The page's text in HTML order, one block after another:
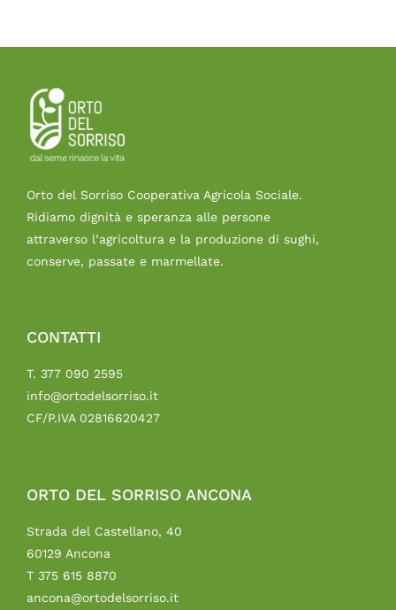
Orto del Sorriso Cooperativa Agricola Sociale.
Ridiamo dignità e speranza alle persone
attraverso l’agricoltura e la produzione di sughi,
conserve, passate e marmellate.
CONTATTI
T. 377 090 2595
info@ortodelsorriso.it
CF/P.IVA 02816620427
ORTO DEL SORRISO ANCONA
Strada del Castellano, 40
60129 Ancona
T 375 615 8870
ancona@ortodelsorriso.it